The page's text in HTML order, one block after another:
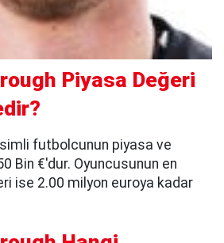
Piyasa Değeri
futbolcunun piyasa ve
Bin €'dur. Oyuncusunun en
ise 2.00 milyon euroya kadar